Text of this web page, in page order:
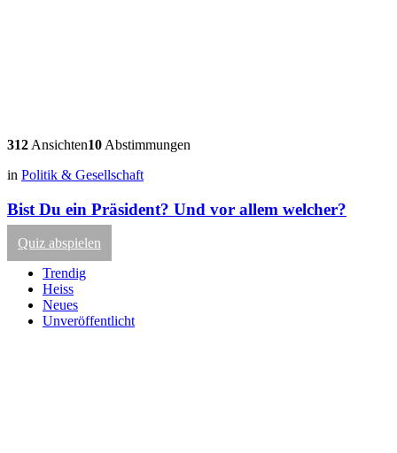
312 Ansichten10 Abstimmungen
in Politik & Gesellschaft
Bist Du ein Präsident? Und vor allem welcher?
Quiz abspielen
Trendig
Heiss
Neues
Unveröffentlicht